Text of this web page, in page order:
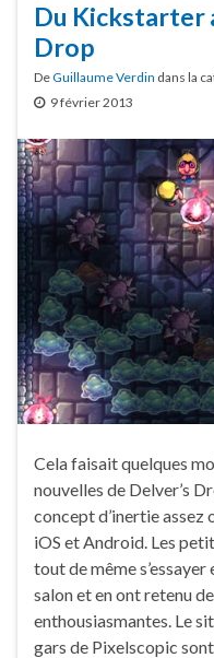
Du Kickstarter
Drop
DeGuillaume Verdin dans la
9 février 2013
Cela faisait quelques
nouvelles de Delver’s
concept d’inertie assez
iOS et Android. Les
tout de même
salon et en ont retenu
enthousiasmantes. Le
gars de Pixelscopic